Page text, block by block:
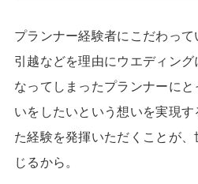
プランナー経験者にこだわって
引越などを理由にウエディング
なってしまったプランナーに
いをしたいという想いを実現
た経験を発揮いただくことが
じるから。